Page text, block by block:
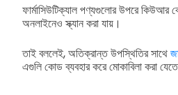
ফার্মাসিউটিক্যাল পণ্যগুলোর উপরে কিউআর
অনলাইনেও স্ক্যান করা যায়।
তাই বললেই, অতিক্রান্ত উপস্থিতির সাথে
এগুলি কোড ব্যবহার করে মোকাবিলা করা